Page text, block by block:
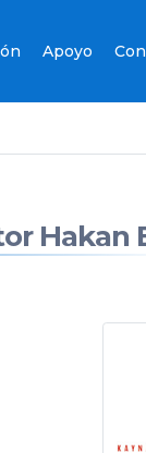
Apoyo
Hakan